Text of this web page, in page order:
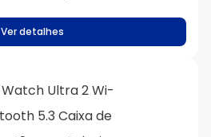
Ver detalhes